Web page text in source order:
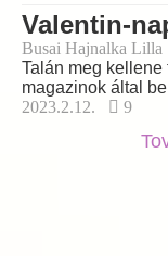
Valentin-
Busai Hajnalka Lilla
Talán meg
magazinok által
2023.2.12.
9